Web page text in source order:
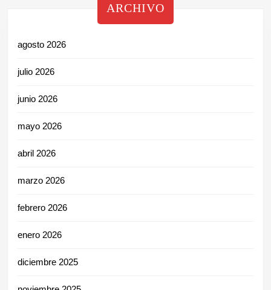
ARCHIVO
agosto 2026
julio 2026
junio 2026
mayo 2026
abril 2026
marzo 2026
febrero 2026
enero 2026
diciembre 2025